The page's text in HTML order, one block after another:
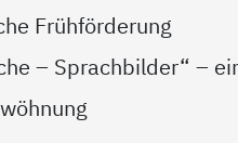
Frühförderung
– Sprachbilder“ –